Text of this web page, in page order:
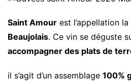
Saint Amour est l’appellation la
Beaujolais. Ce vin se déguste
accompagner des plats de
il s’agit d’un assemblage 100%